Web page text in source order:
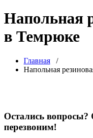
Напольная
в Темрюке
Главная /
Напольная
Остались вопросы?
перезвоним!